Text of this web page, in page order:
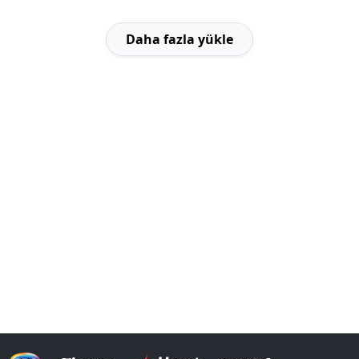
Daha fazla yükle